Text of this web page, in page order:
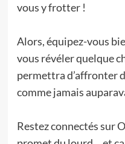
vous y frotter !
Alors, équipez-vous
vous révéler quelque
permettra d’affronter
comme jamais
Restez connectés sur